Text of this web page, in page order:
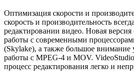
Оптимизация скорости и
скорость и производительность
редактировании видео. Новая
работы с современными
(Skylake), а также большое
работы с MPEG-4 и MOV.
процесс редактирования легко и